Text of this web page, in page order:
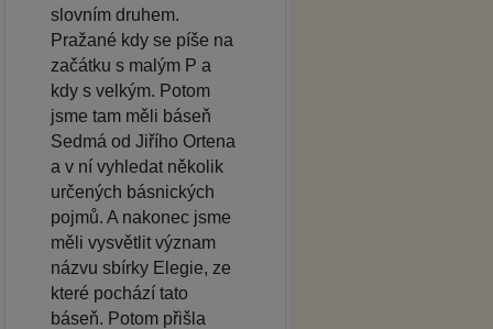
slovním druhem.
Pražané kdy se píše na
začátku s malým P a
kdy s velkým. Potom
jsme tam měli báseň
Sedmá od Jiřího Ortena
a v ní vyhledat několik
určených básnických
pojmů. A nakonec jsme
měli vysvětlit význam
názvu sbírky Elegie, ze
které pochází tato
báseň. Potom přišla